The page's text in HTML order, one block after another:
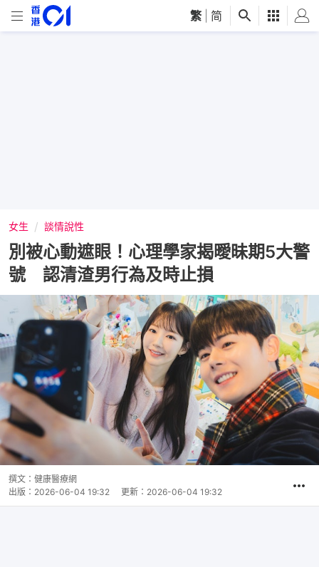
繁 简
女生 談情說性
別被心動遮眼！心理學家揭曖昧期5大警
號 認清渣男行為及時止損
撰文： 健康醫療網
出版： 2026-06-04 19:32 更新： 2026-06-04 19:32